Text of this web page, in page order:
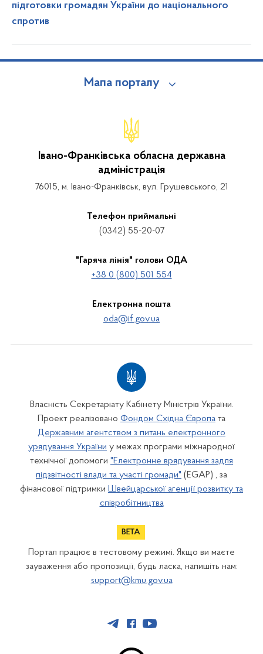
підготовки громадян України до національного
спротив
Мапа порталу
Івано-Франківська обласна державна
адміністрація
76015, м. Івано-Франківськ, вул. Грушевського, 21
Телефон приймальні
(0342) 55-20-07
"Гаряча лінія" голови ОДА
+38 0 (800) 501 554
Електронна пошта
oda@if.gov.ua
Власність Секретаріату Кабінету Міністрів України.
Проект реалізовано Фондом Східна Європа та
Державним агентством з питань електронного
урядування України у межах програми міжнародної
технічної допомоги "Електронне врядування задля
підзвітності влади та участі громади" (EGAP) , за
фінансової підтримки Швейцарської агенції розвитку та
співробітництва
Портал працює в тестовому режимі. Якщо ви маєте
зауваження або пропозиції, будь ласка, напишіть нам:
support@kmu.gov.ua